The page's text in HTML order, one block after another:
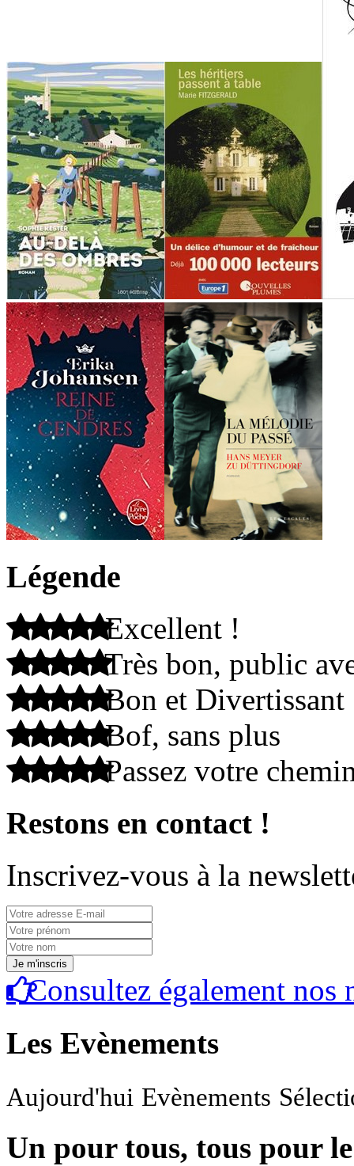
Légende
Excellent !
Très bon, public
Bon et Divertissant
Bof, sans plus
Passez votre
Restons en contact !
Inscrivez-vous à la
Consultez également nos
Les Evènements
Aujourd'hui Evènements
Un pour tous, tous pour